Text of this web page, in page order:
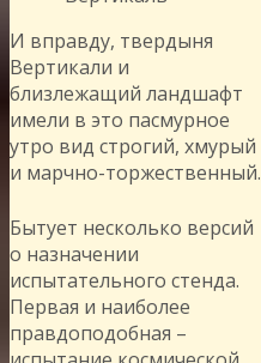
И вправду, твердыня
Вертикали и
близлежащий ландшафт
имели в это пасмурное
утро вид строгий, хмурый
и марчно-торжественный.
Бытует несколько версий
о назначении
испытательного стенда.
Первая и наиболее
правдоподобная –